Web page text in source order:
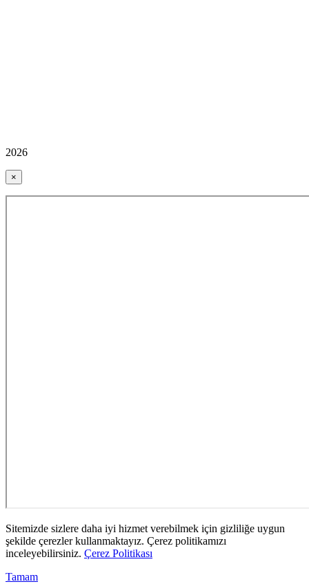
2026
×
Sitemizde sizlere daha iyi hizmet verebilmek için gizliliğe uygun
şekilde çerezler kullanmaktayız. Çerez politikamızı
inceleyebilirsiniz. Çerez Politikası
Tamam